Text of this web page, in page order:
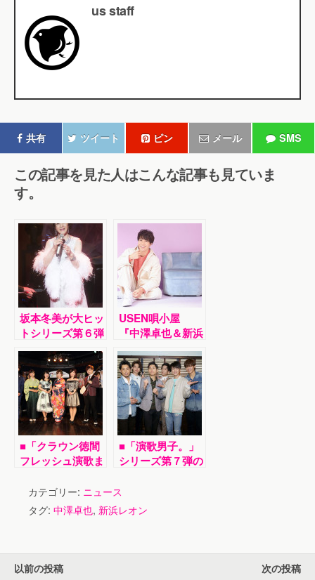
us staff
共有 ツイート ピン メール SMS
この記事を見た人はこんな記事も見ていま
す。
坂本冬美が大ヒッ
トシリーズ第６弾
「Ｌｏｖｅ Ｓｏ
ｎｇｓ Ⅵ」発売
記念ライブ。話題
の「片想い～」初
披露
USEN唄小屋
『中澤卓也＆新浜
レオン バレンタ
インDAY～愛と感
謝を込めて～』
■「クラウン徳間
フレッシュ演歌ま
咲、工藤あやの、
津吹みゆらフレッ
シュ歌手６人が競
■「演歌男子。」
シリーズ第７弾の
スタート。第１回
目は真田ナオキ、
斬波、新浜レオン
カテゴリー: ニュース
タグ: 中澤卓也, 新浜レオン
以前の投稿 次の投稿